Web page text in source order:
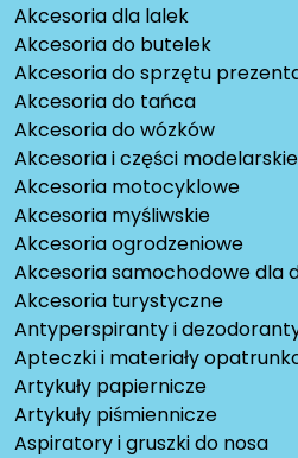
Akcesoria dla lalek
Akcesoria do butelek
Akcesoria do sprzętu
Akcesoria do tańca
Akcesoria do wózków
Akcesoria i części modelarskie
Akcesoria motocyklowe
Akcesoria myśliwskie
Akcesoria ogrodzeniowe
Akcesoria samochodowe dla
Akcesoria turystyczne
Antyperspiranty i
Apteczki i materiały
Artykuły papiernicze
Artykuły piśmiennicze
Aspiratory i gruszki do nosa